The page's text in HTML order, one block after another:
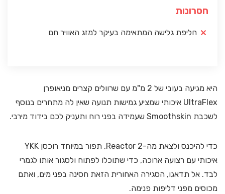
חסרונות
חליפת גלישה המתאימה בעיקר למזג האוויר חם
היא מגיעה בעובי של 2 מ"מ עם שרוולים קצרים מניאופרן
UltraFlex איכותי שמציע גמישות תנועה שאין לה מתחרים בנוסף
לשכבת Smoothskin שעמידה בפני רוח ותעניק לכם בידוד מירבי.
כדי להיכנס ולצאת מה-Reactor 2, תפור במיוחד רוכסן YKK
איכותי עם רצועה ארוכה, כדי שתוכלו לפתוח ולסגור אותו לגמרי
לבד. אל תדאגו, הסגירה האחורית הזאת חסינה בפני מים, ואתם
מכוסים מפני דליפות פנימה.